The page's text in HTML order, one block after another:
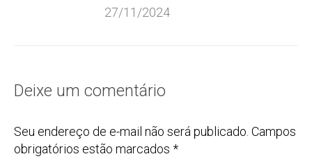
27/11/2024
Deixe um comentário
Seu endereço de e-mail não será publicado. Campos
obrigatórios estão marcados *